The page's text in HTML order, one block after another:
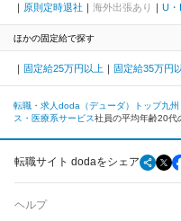
原則定時退社
海外出張あり U・
ほかの固定給で探す
固定給25万円以上 固定給35万円
転職・求人doda（デューダ）トップ九州
ス・医療系サービス社員の平均年齢20代
転職サイト dodaをシェア
ヘルプ